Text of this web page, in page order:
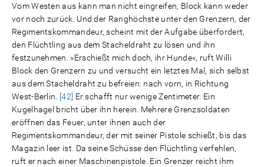
Vom Westen aus kann man nicht eingreifen, Block kann weder
vor noch zurück. Und der Ranghöchste unter den Grenzern, der
Regimentskommandeur, scheint mit der Aufgabe überfordert,
den Flüchtling aus dem Stacheldraht zu lösen und ihn
festzunehmen. »Erschießt mich doch, ihr Hunde«, ruft Willi
Block den Grenzern zu und versucht ein letztes Mal, sich selbst
aus dem Stacheldraht zu befreien: nach vorn, in Richtung
West-Berlin.
[42] Er schafft nur wenige Zentimeter. Ein
Kugelhagel bricht über ihn herein. Mehrere Grenzsoldaten
eröffnen das Feuer, unter ihnen auch der
Regimentskommandeur, der mit seiner Pistole schießt, bis das
Magazin leer ist. Da seine Schüsse den Flüchtling verfehlen,
ruft er nach einer Maschinenpistole. Ein Grenzer reicht ihm